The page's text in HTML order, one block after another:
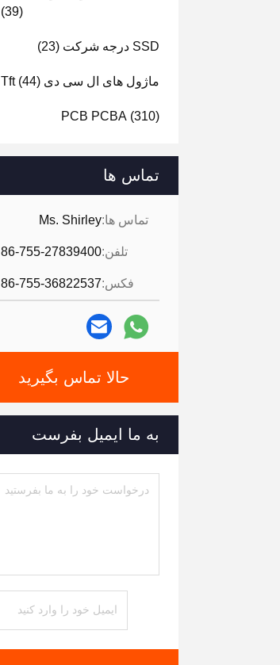
(39)
SSD درجه شرکت (23)
ماژول های ال سی دی Tft (44)
PCB PCBA (310)
تماس ها
تماس ها:Ms. Shirley
تلفن:86-755-27839400
فکس:86-755-36822537
حالا تماس بگیرید
به ما ایمیل بفرست